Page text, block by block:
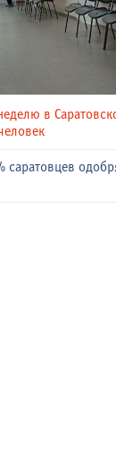
в
саратовцев